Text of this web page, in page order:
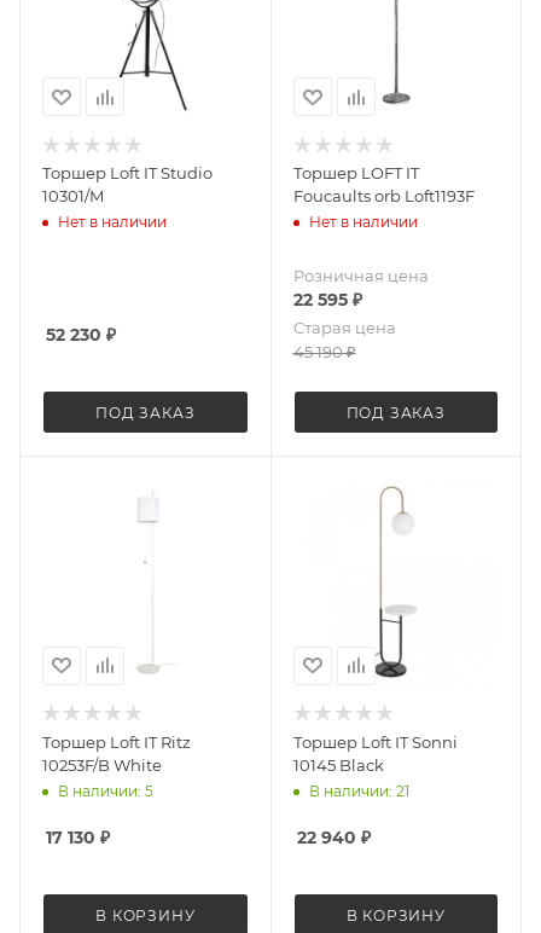
Торшер Loft IT Studio
10301/M
Нет в наличии
52 230 ₽
ПОД ЗАКАЗ
Торшер LOFT IT
Foucaults orb Loft1193F
Нет в наличии
Розничная цена
22 595₽
Старая цена
45 190₽
ПОД ЗАКАЗ
Торшер Loft IT Ritz
10253F/B White
В наличии: 5
17 130 ₽
В КОРЗИНУ
Торшер Loft IT Sonni
10145 Black
В наличии: 21
22 940 ₽
В КОРЗИНУ